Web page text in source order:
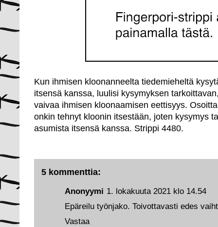
Kun ihmisen kloonanneelta tiedemieheltä
itsensä kanssa, luulisi kysymyksen
vaivaa ihmisen kloonaamisen eettisyys.
onkin tehnyt kloonin itsestään, joten kysymys
asumista itsensä kanssa. Strippi 4480.
5 kommenttia:
Anonyymi 1. lokakuuta 2021 klo 14.54
Epäreilu työnjako. Toivottavasti edes
Vastaa